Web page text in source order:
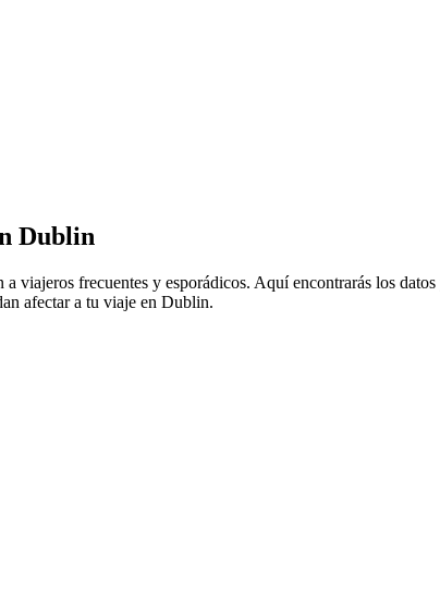
Dublin
frecuentes y esporádicos. Aquí encontrarás los
afectar a tu viaje en Dublin.